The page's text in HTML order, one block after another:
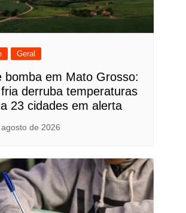
Geral
bomba em Mato Grosso:
derruba temperaturas
23 cidades em alerta
de 2026